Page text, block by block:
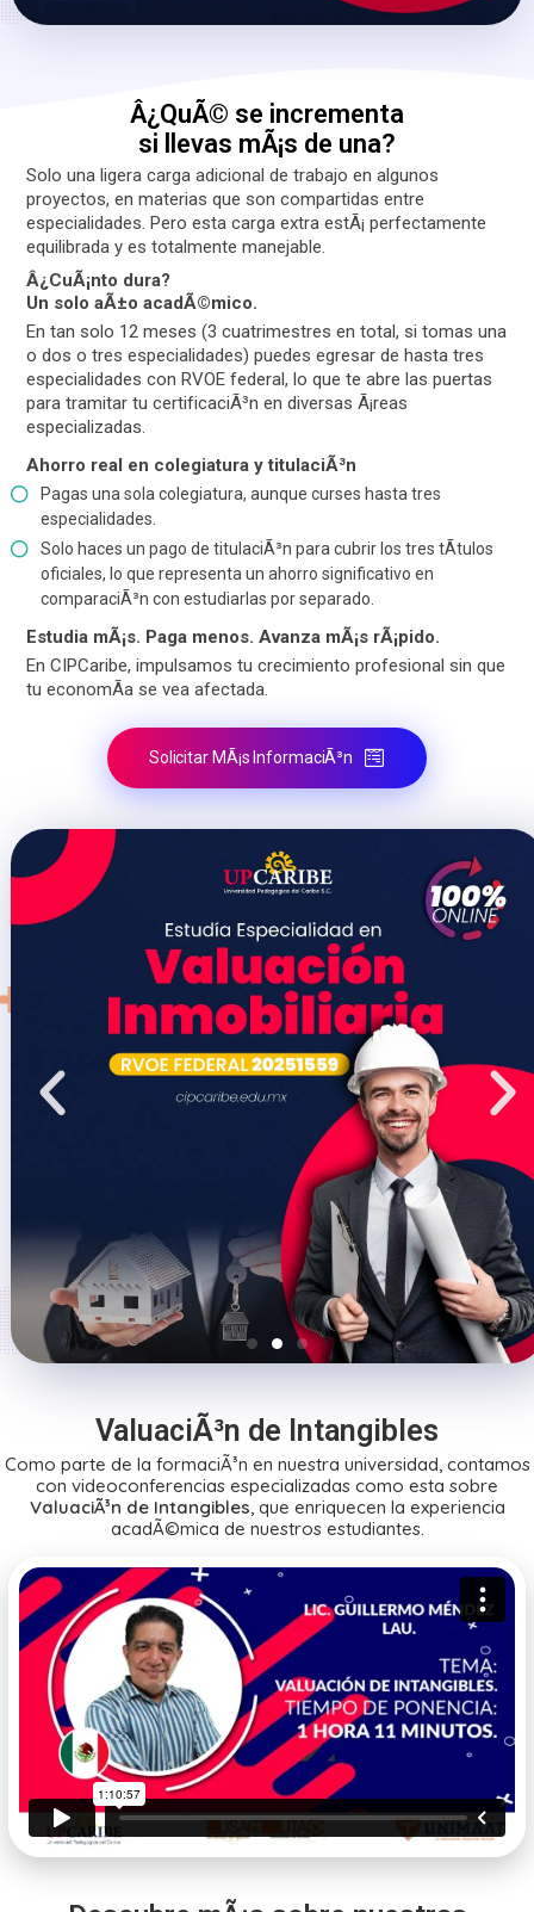
Â¿QuÃ© se incrementa
si llevas mÃ¡s de una?
Solo una ligera carga adicional de trabajo en algunos
proyectos, en materias que son compartidas entre
especialidades. Pero esta carga extra estÃ¡ perfectamente
equilibrada y es totalmente manejable.
Â¿CuÃ¡nto dura?
Un solo aÃ±o acadÃ©mico.
En tan solo 12 meses (3 cuatrimestres en total, si tomas una
o dos o tres especialidades) puedes egresar de hasta tres
especialidades con RVOE federal, lo que te abre las puertas
para tramitar tu certificaciÃ³n en diversas Ã¡reas
especializadas.
Ahorro real en colegiatura y titulaciÃ³n
Pagas una sola colegiatura, aunque curses hasta tres
especialidades.
Solo haces un pago de titulaciÃ³n para cubrir los tres tÃ­tulos
oficiales, lo que representa un ahorro significativo en
comparaciÃ³n con estudiarlas por separado.
Estudia mÃ¡s. Paga menos. Avanza mÃ¡s rÃ¡pido.
En CIPCaribe, impulsamos tu crecimiento profesional sin que
tu economÃ­a se vea afectada.
Solicitar MÃ¡s InformaciÃ³n
ValuaciÃ³n de Intangibles
Como parte de la formaciÃ³n en nuestra universidad, contamos
con videoconferencias especializadas como esta sobre
ValuaciÃ³n de Intangibles, que enriquecen la experiencia
acadÃ©mica de nuestros estudiantes.